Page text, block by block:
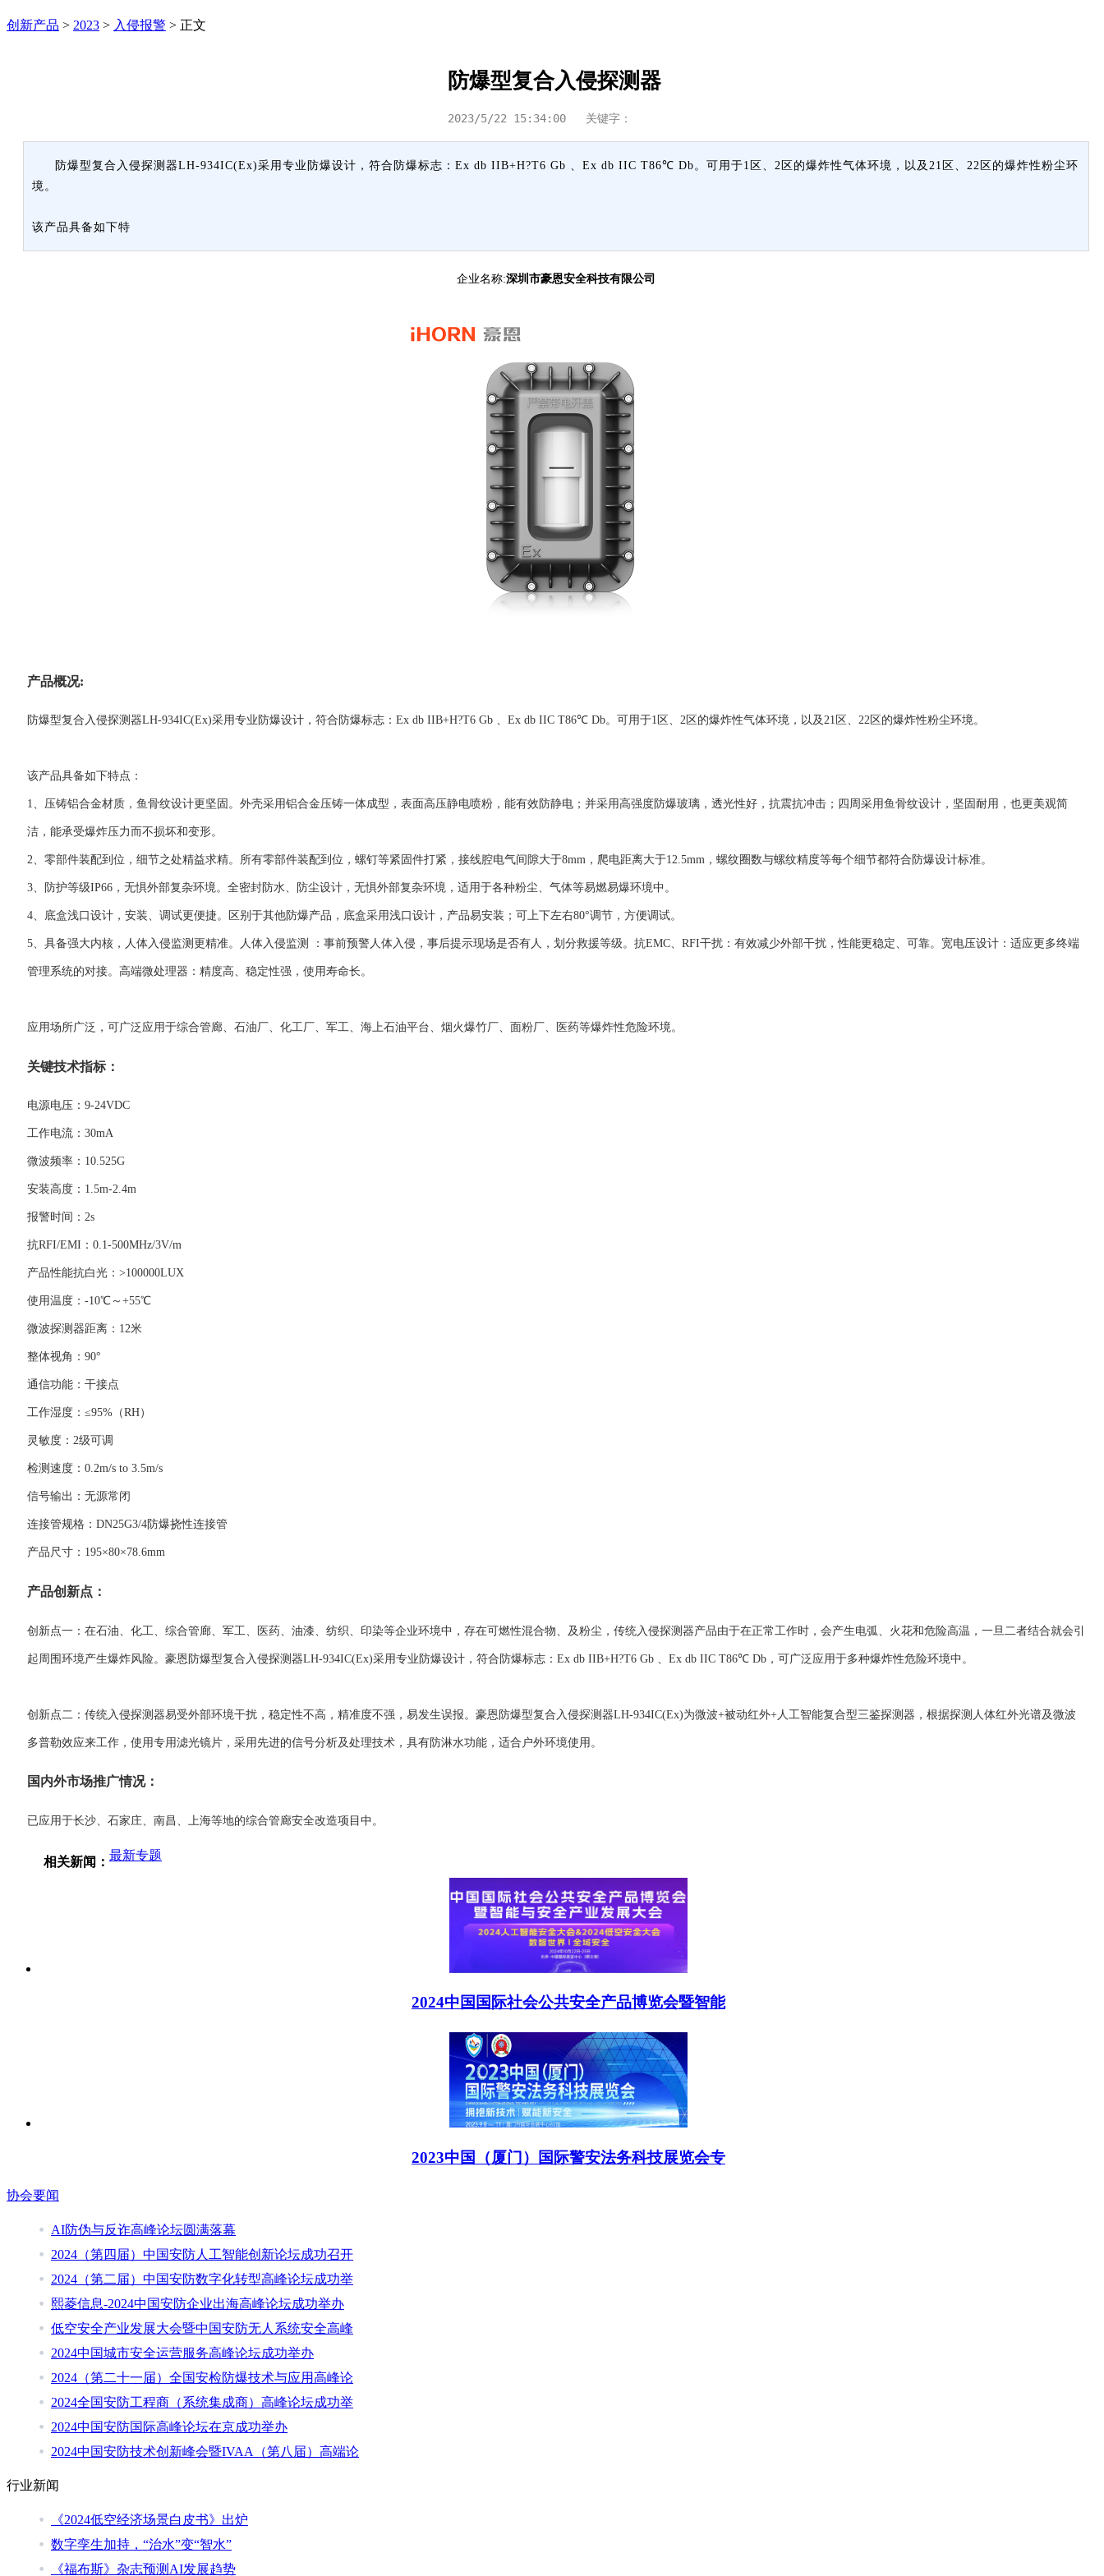
创新产品 > 2023 > 入侵报警 > 正文
防爆型复合入侵探测器
2023/5/22 15:34:00 关键字：
防爆型复合入侵探测器LH-934IC(Ex)采用专业防爆设计，符合防爆标志：Ex db IIB+H?T6 Gb 、Ex db IIC T86℃ Db。可用于1区、2区的爆炸性气体环境，以及21区、22区的爆炸性粉尘环
境。
该产品具备如下特
企业名称:深圳市豪恩安全科技有限公司
产品概况:
防爆型复合入侵探测器LH-934IC(Ex)采用专业防爆设计，符合防爆标志：Ex db IIB+H?T6 Gb 、Ex db IIC T86℃ Db。可用于1区、2区的爆炸性气体环境，以及21区、22区的爆炸性粉尘环境。
该产品具备如下特点：
1、压铸铝合金材质，鱼骨纹设计更坚固。外壳采用铝合金压铸一体成型，表面高压静电喷粉，能有效防静电；并采用高强度防爆玻璃，透光性好，抗震抗冲击；四周采用鱼骨纹设计，坚固耐用，也更美观简
洁，能承受爆炸压力而不损坏和变形。
2、零部件装配到位，细节之处精益求精。所有零部件装配到位，螺钉等紧固件打紧，接线腔电气间隙大于8mm，爬电距离大于12.5mm，螺纹圈数与螺纹精度等每个细节都符合防爆设计标准。
3、防护等级IP66，无惧外部复杂环境。全密封防水、防尘设计，无惧外部复杂环境，适用于各种粉尘、气体等易燃易爆环境中。
4、底盒浅口设计，安装、调试更便捷。区别于其他防爆产品，底盒采用浅口设计，产品易安装；可上下左右80°调节，方便调试。
5、具备强大内核，人体入侵监测更精准。人体入侵监测 ：事前预警人体入侵，事后提示现场是否有人，划分救援等级。抗EMC、RFI干扰：有效减少外部干扰，性能更稳定、可靠。宽电压设计：适应更多终端
管理系统的对接。高端微处理器：精度高、稳定性强，使用寿命长。
应用场所广泛，可广泛应用于综合管廊、石油厂、化工厂、军工、海上石油平台、烟火爆竹厂、面粉厂、医药等爆炸性危险环境。
关键技术指标：
电源电压：9-24VDC
工作电流：30mA
微波频率：10.525G
安装高度：1.5m-2.4m
报警时间：2s
抗RFI/EMI：0.1-500MHz/3V/m
产品性能抗白光：>100000LUX
使用温度：-10℃～+55℃
微波探测器距离：12米
整体视角：90°
通信功能：干接点
工作湿度：≤95%（RH）
灵敏度：2级可调
检测速度：0.2m/s to 3.5m/s
信号输出：无源常闭
连接管规格：DN25G3/4防爆挠性连接管
产品尺寸：195×80×78.6mm
产品创新点：
创新点一：在石油、化工、综合管廊、军工、医药、油漆、纺织、印染等企业环境中，存在可燃性混合物、及粉尘，传统入侵探测器产品由于在正常工作时，会产生电弧、火花和危险高温，一旦二者结合就会引
起周围环境产生爆炸风险。豪恩防爆型复合入侵探测器LH-934IC(Ex)采用专业防爆设计，符合防爆标志：Ex db IIB+H?T6 Gb 、Ex db IIC T86℃ Db，可广泛应用于多种爆炸性危险环境中。
创新点二：传统入侵探测器易受外部环境干扰，稳定性不高，精准度不强，易发生误报。豪恩防爆型复合入侵探测器LH-934IC(Ex)为微波+被动红外+人工智能复合型三鉴探测器，根据探测人体红外光谱及微波
多普勒效应来工作，使用专用滤光镜片，采用先进的信号分析及处理技术，具有防淋水功能，适合户外环境使用。
国内外市场推广情况：
已应用于长沙、石家庄、南昌、上海等地的综合管廊安全改造项目中。
相关新闻： 最新专题
2024中国国际社会公共安全产品博览会暨智能
2023中国（厦门）国际警安法务科技展览会专
协会要闻
AI防伪与反诈高峰论坛圆满落幕
2024（第四届）中国安防人工智能创新论坛成功召开
2024（第二届）中国安防数字化转型高峰论坛成功举
熙菱信息-2024中国安防企业出海高峰论坛成功举办
低空安全产业发展大会暨中国安防无人系统安全高峰
2024中国城市安全运营服务高峰论坛成功举办
2024（第二十一届）全国安检防爆技术与应用高峰论
2024全国安防工程商（系统集成商）高峰论坛成功举
2024中国安防国际高峰论坛在京成功举办
2024中国安防技术创新峰会暨IVAA（第八届）高端论
行业新闻
《2024低空经济场景白皮书》出炉
数字孪生加持，“治水”变“智水”
《福布斯》杂志预测AI发展趋势